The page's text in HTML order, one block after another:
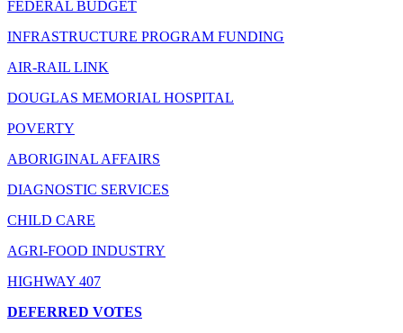
FEDERAL BUDGET
INFRASTRUCTURE PROGRAM FUNDING
AIR-RAIL LINK
DOUGLAS MEMORIAL HOSPITAL
POVERTY
ABORIGINAL AFFAIRS
DIAGNOSTIC SERVICES
CHILD CARE
AGRI-FOOD INDUSTRY
HIGHWAY 407
DEFERRED VOTES